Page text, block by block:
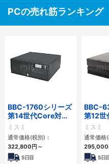
PCの売れ筋ランキング
BBC-1760シリーズ
第14世代Core対応
小型フロアマウント
3PCIe
ミスミ
通常価格(税別)：
322,800円～
5日目
BBC-
第12世
小型フ
ミスミ
通常価格(
295,000
5日